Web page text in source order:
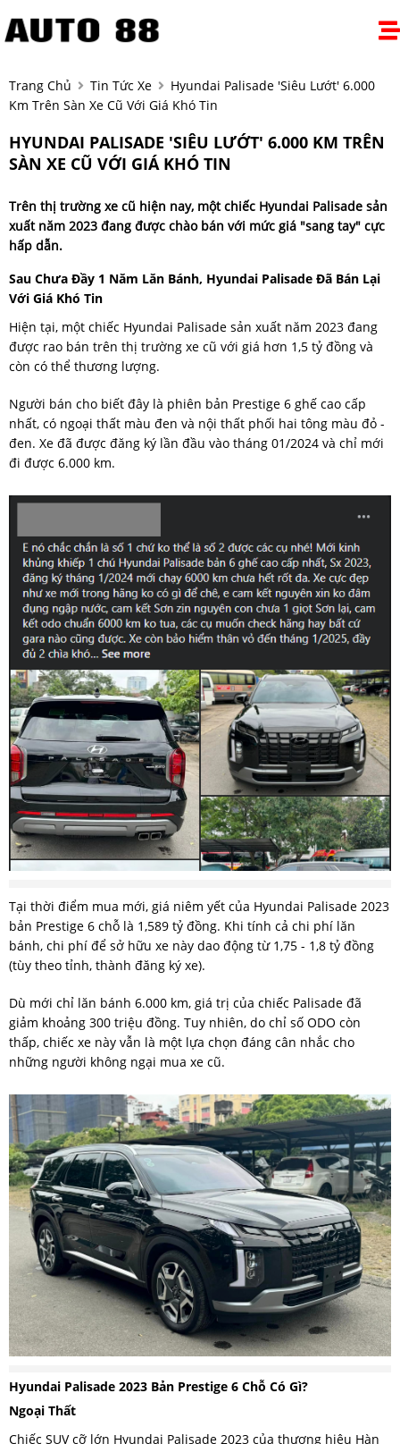
Trang Chủ Tin Tức Xe
Hyundai Palisade 'siêu Lướt' 6.000
Km Trên Sàn Xe Cũ Với Giá Khó Tin
HYUNDAI PALISADE 'SIÊU LƯỚT' 6.000 KM TRÊN
SÀN XE CŨ VỚI GIÁ KHÓ TIN
Trên thị trường xe cũ hiện nay, một chiếc Hyundai Palisade sản
xuất năm 2023 đang được chào bán với mức giá "sang tay" cực
hấp dẫn.
Sau Chưa Đầy 1 Năm Lăn Bánh, Hyundai Palisade Đã Bán Lại
Với Giá Khó Tin
Hiện tại, một chiếc Hyundai Palisade sản xuất năm 2023 đang
được rao bán trên thị trường xe cũ với giá hơn 1,5 tỷ đồng và
còn có thể thương lượng.
Người bán cho biết đây là phiên bản Prestige 6 ghế cao cấp
nhất, có ngoại thất màu đen và nội thất phối hai tông màu đỏ -
đen. Xe đã được đăng ký lần đầu vào tháng 01/2024 và chỉ mới
đi được 6.000 km.
Tại thời điểm mua mới, giá niêm yết của Hyundai Palisade 2023
bản Prestige 6 chỗ là 1,589 tỷ đồng. Khi tính cả chi phí lăn
bánh, chi phí để sở hữu xe này dao động từ 1,75 - 1,8 tỷ đồng
(tùy theo tỉnh, thành đăng ký xe).
Dù mới chỉ lăn bánh 6.000 km, giá trị của chiếc Palisade đã
giảm khoảng 300 triệu đồng. Tuy nhiên, do chỉ số ODO còn
thấp, chiếc xe này vẫn là một lựa chọn đáng cân nhắc cho
những người không ngại mua xe cũ.
Hyundai Palisade 2023 Bản Prestige 6 Chỗ Có Gì?
Ngoại Thất
Chiếc SUV cỡ lớn Hyundai Palisade 2023 của thương hiệu Hàn